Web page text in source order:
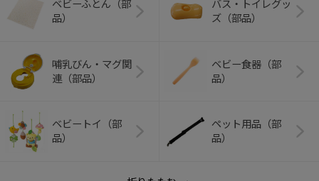
ベビーふとん（部
品）
バス・トイレグッ
ズ（部品）
哺乳びん・マグ関
連（部品）
ベビー食器（部
品）
ベビートイ（部
品）
ペット用品（部
品）